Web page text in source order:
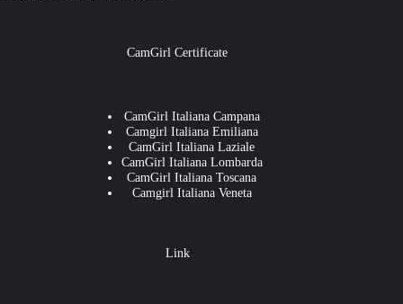
CamGirl Certificate
CamGirl Italiana Campana
Camgirl Italiana Emiliana
CamGirl Italiana Laziale
CamGirl Italiana Lombarda
CamGirl Italiana Toscana
Camgirl Italiana Veneta
Link